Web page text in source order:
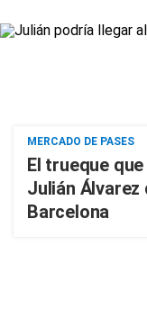
MERCADO DE PASES
El trueque
Julián
Barcelona